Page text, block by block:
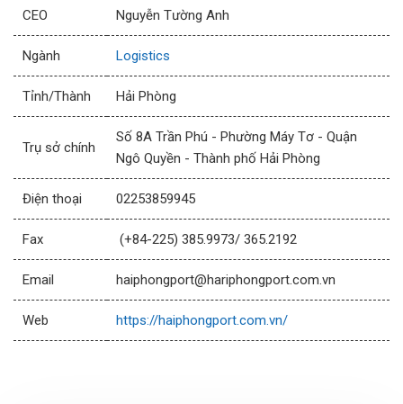
CEO Nguyễn Tường Anh
Ngành Logistics
Tỉnh/Thành Hải Phòng
Trụ sở chính
Số 8A Trần Phú - Phường Máy Tơ - Quận
Ngô Quyền - Thành phố Hải Phòng
Điện thoại 02253859945
Fax (+84-225) 385.9973/ 365.2192
Email haiphongport@hariphongport.com.vn
Web https://haiphongport.com.vn/